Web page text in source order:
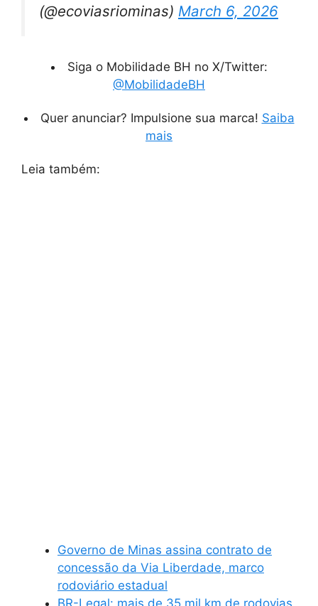
(@ecoviasriominas) March 6, 2026
Siga o Mobilidade BH no X/Twitter:
@MobilidadeBH
Quer anunciar? Impulsione sua marca! Saiba
mais
Leia também:
Governo de Minas assina contrato de
concessão da Via Liberdade, marco
rodoviário estadual